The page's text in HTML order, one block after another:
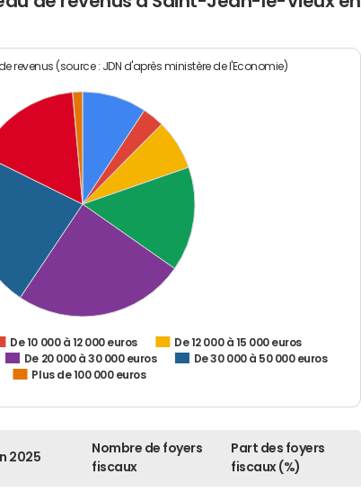
revenus (source : JDN d'après ministère de l'Economie)
De 10 000 à 12 000 euros
De 12 000 à 15 000 euros
De 20 000 à 30 000 euros
De 30 000 à 50 000 euros
Plus de 100 000 euros
2025
Nombre de foyers
fiscaux
Part des foyers
fiscaux (%)